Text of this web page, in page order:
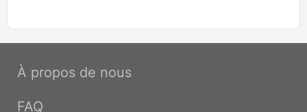
À propos de nous
FAQ